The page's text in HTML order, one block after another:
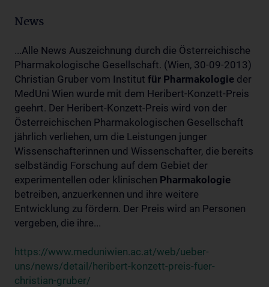
News
...Alle News Auszeichnung durch die Österreichische
Pharmakologische Gesellschaft. (Wien, 30-09-2013)
Christian Gruber vom Institut für Pharmakologie der
MedUni Wien wurde mit dem Heribert-Konzett-Preis
geehrt. Der Heribert-Konzett-Preis wird von der
Österreichischen Pharmakologischen Gesellschaft
jährlich verliehen, um die Leistungen junger
Wissenschafterinnen und Wissenschafter, die bereits
selbständig Forschung auf dem Gebiet der
experimentellen oder klinischen Pharmakologie
betreiben, anzuerkennen und ihre weitere
Entwicklung zu fördern. Der Preis wird an Personen
vergeben, die ihre...
https://www.meduniwien.ac.at/web/ueber-
uns/news/detail/heribert-konzett-preis-fuer-
christian-gruber/